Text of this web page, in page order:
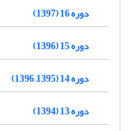
دوره 16 (1397)
دوره 15 (1396)
دوره 14 (1395, 1396)
دوره 13 (1394)